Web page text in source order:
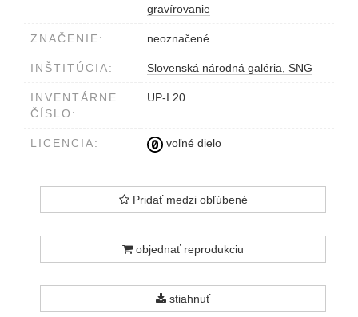
gravírovanie
ZNAČENIE: neoznačené
INŠTITÚCIA: Slovenská národná galéria, SNG
INVENTÁRNE
ČÍSLO:
UP-I 20
LICENCIA: voľné dielo
Pridať medzi obľúbené
objednať reprodukciu
stiahnuť